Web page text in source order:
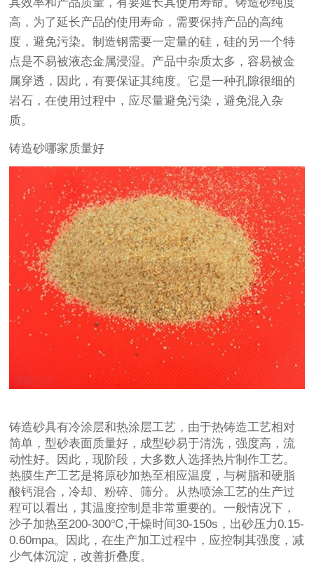
高，为了延长产品的使用寿命，需要保持产品的高纯
度，避免污染。制造钢需要一定量的硅，硅的另一个特
点是不易被液态金属浸湿。产品中杂质太多，容易被金
属穿透，因此，有要保证其纯度。它是一种孔隙很细的
岩石，在使用过程中，应尽量避免污染，避免混入杂
质。
铸造砂哪家质量好
铸造砂具有冷涂层和热涂层工艺，由于热铸造工艺相对
简单，型砂表面质量好，成型砂易于清洗，强度高，流
动性好。因此，现阶段，大多数人选择热片制作工艺。
热膜生产工艺是将原砂加热至相应温度，与树脂和硬脂
酸钙混合，冷却、粉碎、筛分。从热喷涂工艺的生产过
程可以看出，其温度控制是非常重要的。一般情况下，
沙子加热至200-300℃,干燥时间30-150s，出砂压力0.15-
0.60mpa。因此，在生产加工过程中，应控制其强度，减
少气体沉淀，改善折叠度。